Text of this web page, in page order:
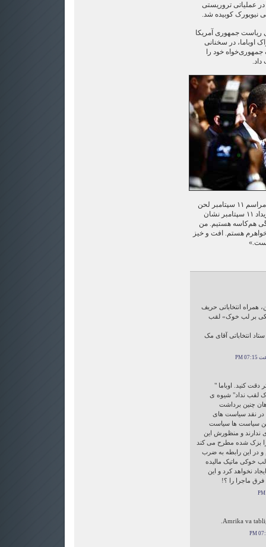
عملیاتی تروریستی
نیویورک کوبیده شد.
ریاست جمهوری آمریکا
اوباما، در سخنانی
جمهوری‌خواه خود را
اما اوباما در صحبت خود در محل مراسم ۱۱ سپتامبر لحن
دیگری به خود گرفت و گفت: «رویداد ۱۱ سپتامبر نشان
هم‌کاسه هستیم. من
هستم. افت و خیز
همراه انتخاباتی حریف
بر لب خوک» لقب
انتخاباتی آقای مک
کنید. اوباما "
لقب نداد" شیوه ی
چنین برداشت
در نقد سیاست های
سیاست ها سیاست
و منظورش این
بزک شده مطرح می کند
در این رابطه به ضرب
لب خوکی ماتیک مالیده
نخواهد کرد و این
ماجرا را ؟!
Amrika va